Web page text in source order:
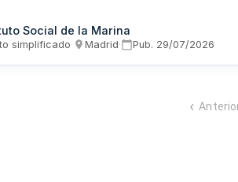
con ejecución unificada en ambos
de riesgos, respetando las
Social de la Marina
simplificado· Madrid· Pub. 29/07/2026